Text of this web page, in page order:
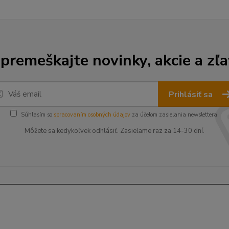
novinky, akcie a
Prihlásiť sa
Súhlasím so spracovaním osobných údajov za účelom zasielania newslettera.
Môžete sa kedykoľvek odhlásiť. Zasielame raz za 14-30 dní.